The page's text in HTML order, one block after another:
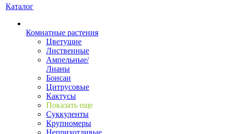
Каталог
Комнатные растения
Цветущие
Лиственные
Ампельные/
Лианы
Бонсаи
Цитрусовые
Кактусы
Показать еще
Суккуленты
Крупномеры
Неприхотливые